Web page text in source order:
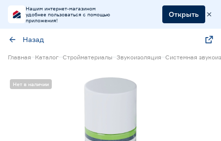
Нашим интернет-магазином
удобнее пользоваться с помощью
приложения!
Открыть
Назад
Главная Каталог Стройматериалы Звукоизоляция Системная
Нет в наличии